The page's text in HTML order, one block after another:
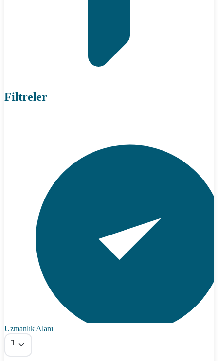
Filtreler
Uzmanlık Alanı
Tümü